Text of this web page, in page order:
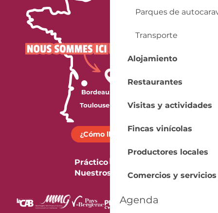
Parques de
Transporte
Alojamiento
Restaurantes
Visitas y actividades
Fincas vinícolas
Productores locales
Comercios y servicios
Agenda
¿Cómo llegar?
Práctico
Nuestros folletos